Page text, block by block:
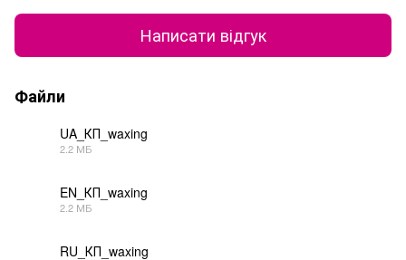
Написати відгук
Файли
UA_КП_waxing
2.2 МБ
EN_КП_waxing
2.2 МБ
RU_КП_waxing